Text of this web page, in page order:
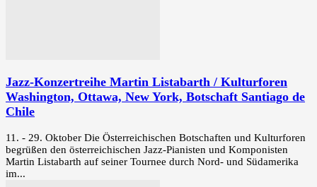
Jazz-Konzertreihe Martin Listabarth / Kulturforen
Washington, Ottawa, New York, Botschaft Santiago de
Chile
11. - 29. Oktober Die Österreichischen Botschaften und Kulturforen
begrüßen den österreichischen Jazz-Pianisten und Komponisten
Martin Listabarth auf seiner Tournee durch Nord- und Südamerika
im...